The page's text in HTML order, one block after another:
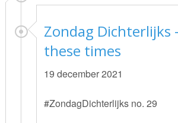
Zondag Dichterlijks
these times
19 december 2021
#ZondagDichterlijks no. 29